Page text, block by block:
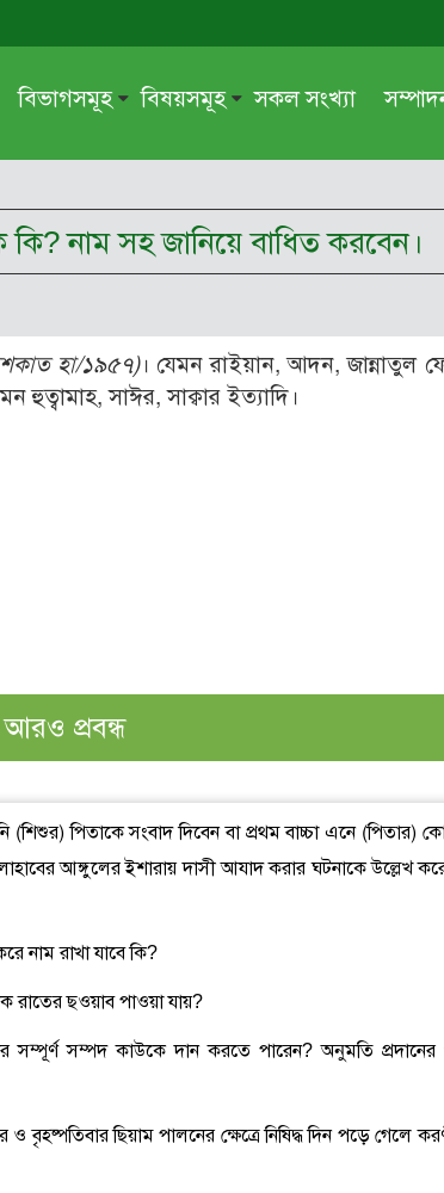
বিভাগসমূহ
দরসে কুরআন
সাময়িক প্রসঙ্গ
বিষয়সমূহ
শিক্ষা ও সংস্কৃতি
পরকাল
সকল সংখ্যা
কি? নাম সহ জানিয়ে বাধিত করবেন।
হা/১৯৫৭)। যেমন রাইয়ান, আদন, জান্নাতুল
হুত্বামাহ, সাঈর, সাক্বার ইত্যাদি।
প্রবন্ধ
পিতাকে সংবাদ দিবেন বা প্রথম বাচ্চা এনে (পিতার)
আঙ্গুলের ইশারায় দাসী আযাদ করার ঘটনাকে উল্লেখ
নাম রাখা যাবে কি?
রাতের ছওয়াব পাওয়া যায়?
সম্পূর্ণ সম্পদ কাউকে দান করতে পারেন? অনুমতি
ছিয়াম পালনের ক্ষেত্রে নিষিদ্ধ দিন পড়ে গেলে